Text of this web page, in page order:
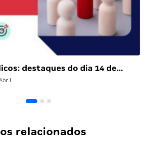
destaques do dia 14 de…
relacionados